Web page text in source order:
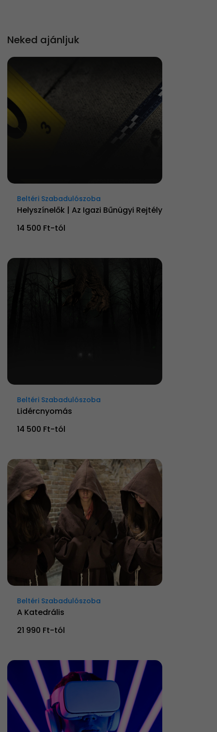
Neked ajánljuk
Beltéri Szabadulószoba
Helyszínelők | Az Igazi Bűnügyi Rejtély
14 500 Ft-tól
Beltéri Szabadulószoba
Lidércnyomás
14 500 Ft-tól
Beltéri Szabadulószoba
A Katedrális
21 990 Ft-tól